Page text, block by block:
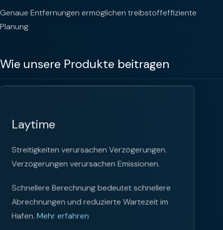
Genaue Entfernungen ermöglichen treibstoffeffiziente
Planung
Wie unsere Produkte beitragen
Laytime
Streitigkeiten verursachen Verzögerungen.
Verzögerungen verursachen Emissionen.
Schnellere Berechnung bedeutet schnellere
Abrechnungen und reduzierte Wartezeit im
Hafen. Mehr erfahren